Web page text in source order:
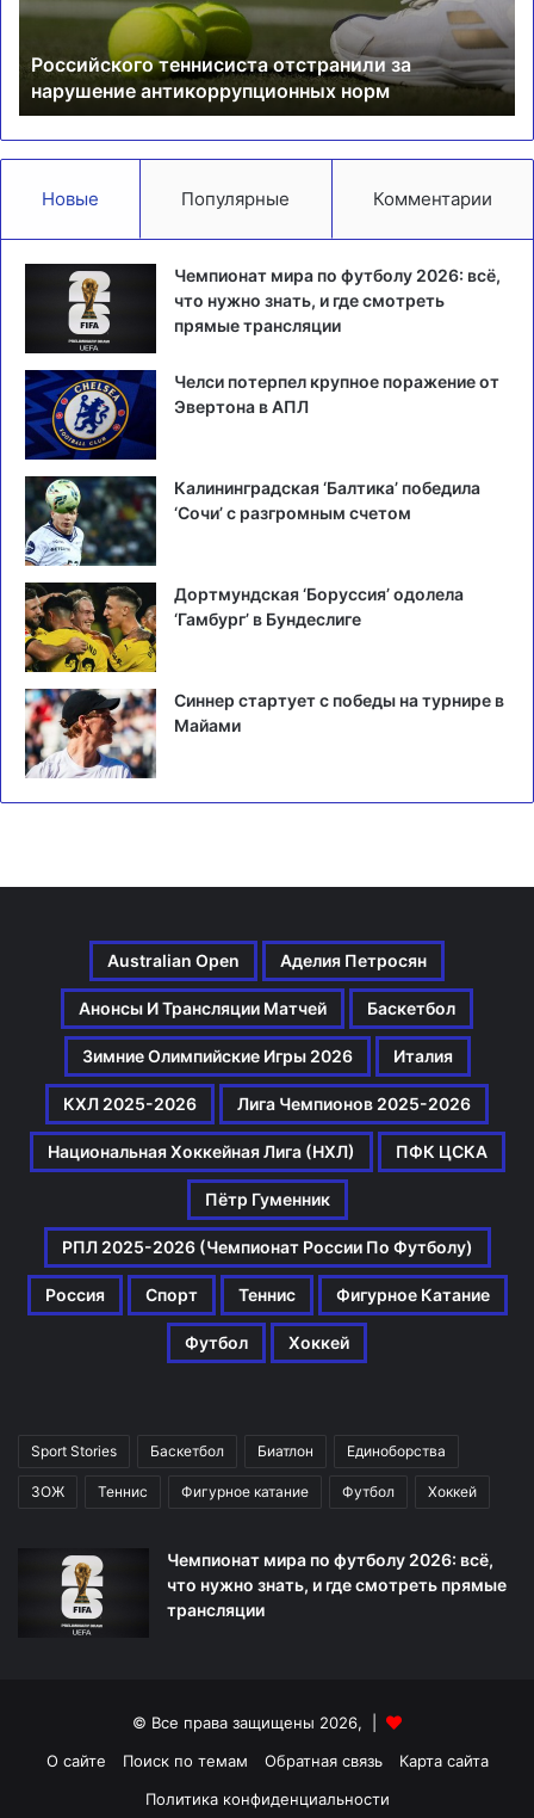
норм
Российского теннисиста отстранили за
нарушение антикоррупционных норм
Новые Популярные Комментарии
Чемпионат мира по футболу 2026: всё,
что нужно знать, и где смотреть
прямые трансляции
Челси потерпел крупное поражение от
Эвертона в АПЛ
Калининградская ‘Балтика’ победила
‘Сочи’ с разгромным счетом
Дортмундская ‘Боруссия’ одолела
‘Гамбург’ в Бундеслиге
Синнер стартует с победы на турнире в
Майами
Australian Open Аделия Петросян
Анонсы И Трансляции Матчей Баскетбол
Зимние Олимпийские Игры 2026 Италия
КХЛ 2025-2026 Лига Чемпионов 2025-2026
Национальная Хоккейная Лига (НХЛ) ПФК ЦСКА
Пётр Гуменник
РПЛ 2025-2026 (Чемпионат России По Футболу)
Россия Спорт Теннис Фигурное Катание
Футбол Хоккей
Sport Stories Баскетбол Биатлон Единоборства
ЗОЖ Теннис Фигурное катание Футбол Хоккей
Чемпионат мира по футболу 2026: всё,
что нужно знать, и где смотреть прямые
трансляции
© Все права защищены 2026, |
О сайте
Поиск по темам Обратная связь
Карта сайта
Политика конфиденциальности